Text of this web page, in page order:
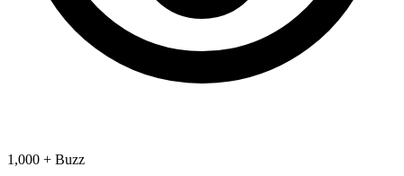
1,000 + Buzz